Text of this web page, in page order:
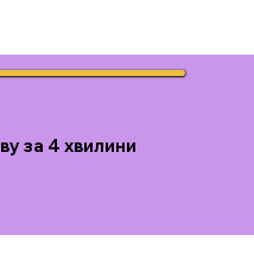
за 4 хвилини